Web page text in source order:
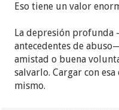
Eso tiene un valor
La depresión profunda
antecedentes de
amistad o buena
salvarlo. Cargar con
mismo.